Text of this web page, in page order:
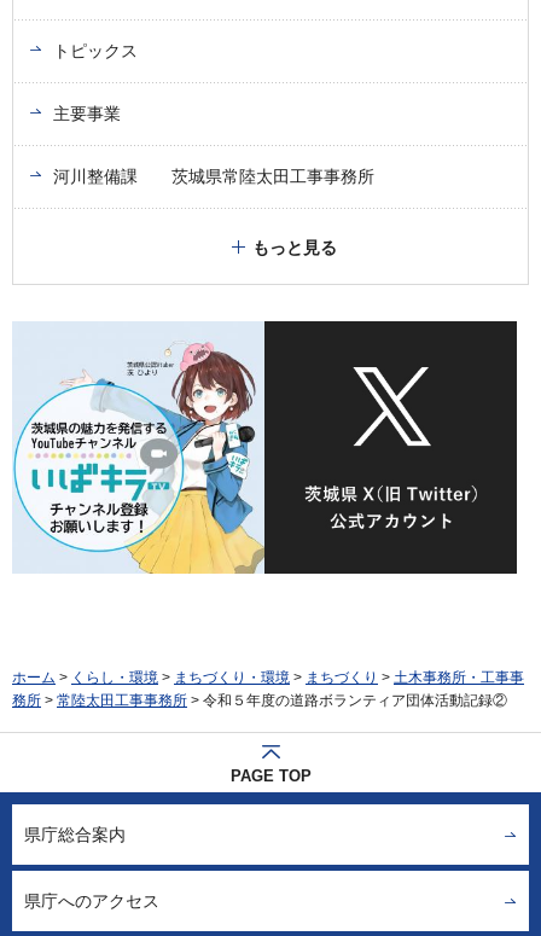
トピックス
主要事業
河川整備課 茨城県常陸太田工事事務所
もっと見る
ホーム > くらし・環境 > まちづくり・環境 > まちづくり > 土木事務所・工事事
務所 > 常陸太田工事事務所 > 令和５年度の道路ボランティア団体活動記録②
PAGE TOP
県庁総合案内
県庁へのアクセス